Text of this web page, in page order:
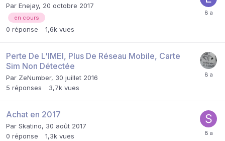
Par Enejay, 20 octobre 2017
en cours
0 réponse 1,6k vues
Perte De L'IMEI, Plus De Réseau Mobile, Carte
Sim Non Détectée
Par ZeNumber, 30 juillet 2016
5 réponses 3,7k vues
Achat en 2017
Par Skatino, 30 août 2017
0 réponse 1,3k vues